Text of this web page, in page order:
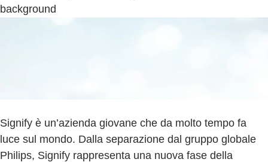
background
Signify è un’azienda giovane che da molto tempo fa
luce sul mondo. Dalla separazione dal gruppo globale
Philips, Signify rappresenta una nuova fase della